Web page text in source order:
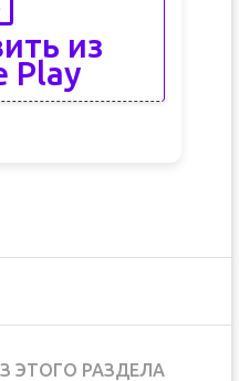
из
Play
ЭТОГО РАЗДЕЛА